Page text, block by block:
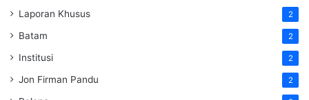
Laporan Khusus 2
Batam 2
Institusi 2
Jon Firman Pandu 2